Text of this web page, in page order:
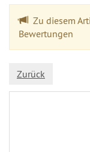
Zu diesem
Bewertungen
Zurück